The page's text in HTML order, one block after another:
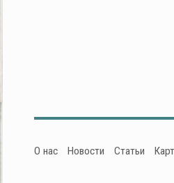
О нас Новости Статьи